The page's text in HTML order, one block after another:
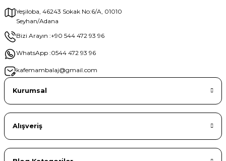
Yeşiloba, 46243 Sokak No:6/A, 01010
Seyhan/Adana
Bizi Arayın :+90 544 472 93 96
WhatsApp :0544 472 93 96
kafemambalaj@gmail.com
Kurumsal
Alışveriş